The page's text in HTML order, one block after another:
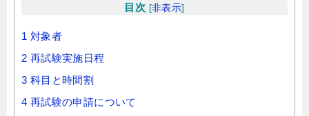
目次 [非表示]
1 対象者
2 再試験実施日程
3 科目と時間割
4 再試験の申請について